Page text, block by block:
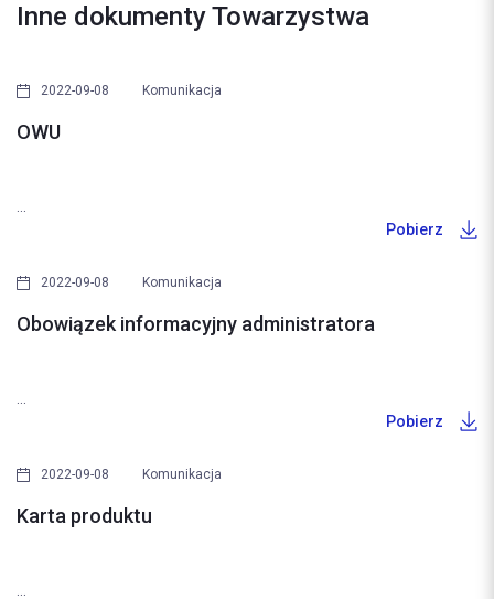
Inne dokumenty Towarzystwa
2022-09-08 Komunikacja
OWU
Pobierz
2022-09-08 Komunikacja
Obowiązek informacyjny administratora
Pobierz
2022-09-08 Komunikacja
Karta produktu